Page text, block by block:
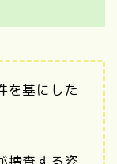
を基にした